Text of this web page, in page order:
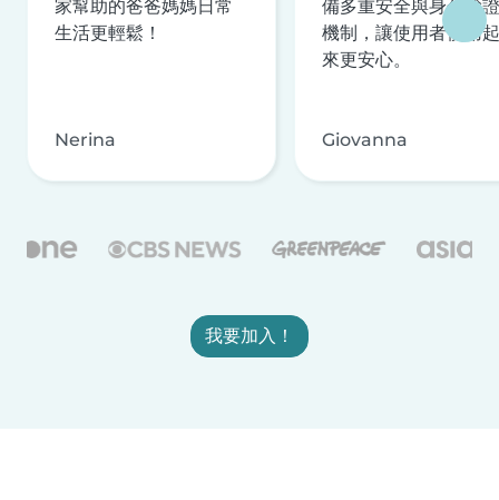
家幫助的爸爸媽媽日常
生活更輕鬆！
Nerina
備多重安全與身分驗證
機制，讓使用者使用起
來更安心。
Giovanna
我要加入！